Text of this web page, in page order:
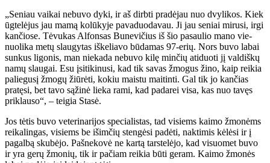
„Se­niau vai­kai ne­bu­vo dy­ki, ir aš dirb­ti pra­dė­jau nuo dvy­li­kos. Kiek
ūg­te­lė­jus jau ma­mą ko­lū­ky­je pa­va­duo­da­vau. Ji jau se­niai mi­ru­si, ir­gi
kan­čio­se. Tė­vu­kas Al­fon­sas Bu­ne­vi­čius iš šio pa­sau­lio ma­no vie­
nuo­li­ka me­tų slau­gy­tas iš­ke­lia­vo bū­da­mas 97-erių. Nors bu­vo la­bai
sun­kus li­go­nis, man nie­ka­da ne­bu­vo ki­lę min­čių ati­duo­ti jį val­diš­kų
na­mų slau­gai. Esu įsi­ti­ki­nu­si, kad tik sa­vas žmo­gus ži­no, kaip rei­kia
pa­lie­gu­sį žmo­gų žiū­rė­ti, ko­kiu mais­tu mai­tin­ti. Gal tik jo kan­čias
pra­tę­si, bet ta­vo są­ži­nė lie­ka ra­mi, kad pa­da­rei vi­sa, kas nuo ta­vęs
pri­klau­so“, – tei­gia Sta­sė.
Jos tė­tis bu­vo ve­te­ri­na­ri­jos spe­cia­lis­tas, tad vi­siems kai­mo žmo­nėms
rei­ka­lin­gas, vi­siems be iš­im­čių sten­gė­si pa­dė­ti, nak­ti­mis kė­lė­si ir į
pa­gal­bą sku­bė­jo. Pa­šne­ko­vė ne kar­tą tars­te­lė­jo, kad vi­suo­met bu­vo
ir yra ge­rų žmo­nių, tik ir pa­čiam rei­kia bū­ti ge­ram. Kai­mo žmo­nės